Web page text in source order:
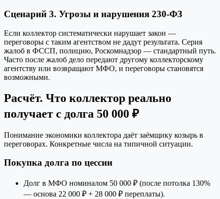
Сценарий 3. Угрозы и нарушения 230-ФЗ
Если коллектор систематически нарушает закон —
переговоры с таким агентством не дадут результата. Серия
жалоб в ФССП, полицию, Роскомнадзор — стандартный путь.
Часто после жалоб дело передают другому коллекторскому
агентству или возвращают МФО, и переговоры становятся
возможными.
Расчёт. Что коллектор реально
получает с долга 50 000 ₽
Понимание экономики коллектора даёт заёмщику козырь в
переговорах. Конкретные числа на типичной ситуации.
Покупка долга по цессии
Долг в МФО номиналом 50 000 ₽ (после потолка 130%
— основа 22 000 ₽ + 28 000 ₽ переплаты).